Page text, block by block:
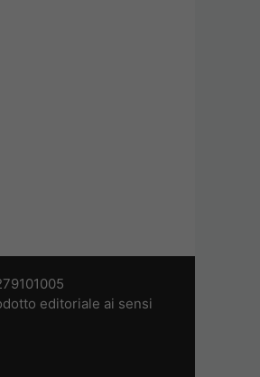
editoriale ai sensi